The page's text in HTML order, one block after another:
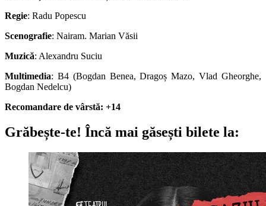
Regie: Radu Popescu
Scenografie: Nairam. Marian Văsii
Muzică: Alexandru Suciu
Multimedia: B4 (Bogdan Benea, Dragoș Mazo, Vlad Gheorghe,
Bogdan Nedelcu)
Recomandare de vârstă: +14
Grăbește-te! Încă mai găsești bilete la: